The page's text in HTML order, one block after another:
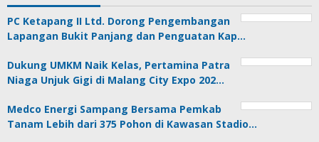
PC Ketapang II Ltd. Dorong Pengembangan
Lapangan Bukit Panjang dan Penguatan Kap…
Dukung UMKM Naik Kelas, Pertamina Patra
Niaga Unjuk Gigi di Malang City Expo 202…
Medco Energi Sampang Bersama Pemkab
Tanam Lebih dari 375 Pohon di Kawasan Stadio…